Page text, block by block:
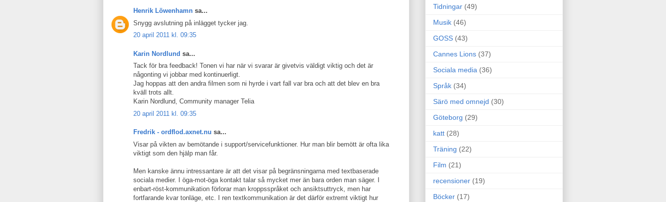
Henrik Löwenhamn sa...
Snygg avslutning på inlägget tycker jag.
20 april 2011 kl. 09:35
Karin Nordlund sa...
Tack för bra feedback! Tonen vi har när vi svarar är givetvis väldigt viktig och det är
någonting vi jobbar med kontinuerligt.
Jag hoppas att den andra filmen som ni hyrde i vart fall var bra och att det blev en bra
kväll trots allt.
Karin Nordlund, Community manager Telia
20 april 2011 kl. 09:35
Fredrik - ordflod.axnet.nu sa...
Visar på vikten av bemötande i support/servicefunktioner. Hur man blir bemött är ofta lika
viktigt som den hjälp man får.
Men kanske ännu intressantare är att det visar på begränsningarna med textbaserade
sociala medier. I öga-mot-öga kontakt talar så mycket mer än bara orden man säger. I
enbart-röst-kommunikation förlorar man kroppsspråket och ansiktsuttryck, men har
fortfarande kvar tonläge, etc. I ren textkommunikation är det därför extremt viktigt hur
Tidningar (49)
Musik (46)
GOSS (43)
Cannes Lions (37)
Sociala media (36)
Språk (34)
Särö med omnejd (30)
Göteborg (29)
katt (28)
Träning (22)
Film (21)
recensioner (19)
Böcker (17)